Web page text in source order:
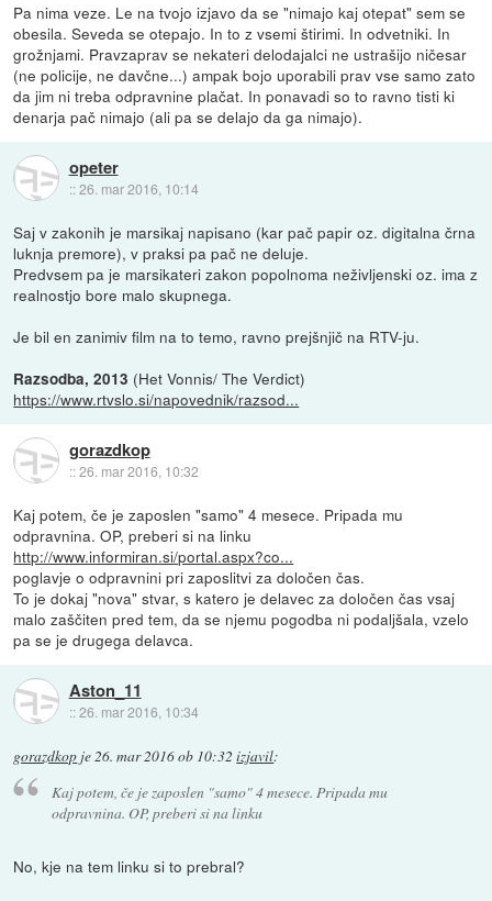
Pa nima veze. Le na tvojo izjavo da se "nimajo kaj otepat" sem se
obesila. Seveda se otepajo. In to z vsemi štirimi. In odvetniki. In
grožnjami. Pravzaprav se nekateri delodajalci ne ustrašijo ničesar
(ne policije, ne davčne...) ampak bojo uporabili prav vse samo zato
da jim ni treba odpravnine plačat. In ponavadi so to ravno tisti ki
denarja pač nimajo (ali pa se delajo da ga nimajo).
opeter
::26. mar 2016, 10:14
Saj v zakonih je marsikaj napisano (kar pač papir oz. digitalna črna
luknja premore), v praksi pa pač ne deluje.
Predvsem pa je marsikateri zakon popolnoma neživljenski oz. ima z
realnostjo bore malo skupnega.
Je bil en zanimiv film na to temo, ravno prejšnjič na RTV-ju.
Razsodba, 2013 (Het Vonnis/ The Verdict)
https://www.rtvslo.si/napovednik/razsod...
gorazdkop
::26. mar 2016, 10:32
Kaj potem, če je zaposlen "samo" 4 mesece. Pripada mu
odpravnina. OP, preberi si na linku
http://www.informiran.si/portal.aspx?co...
poglavje o odpravnini pri zaposlitvi za določen čas.
To je dokaj "nova" stvar, s katero je delavec za določen čas vsaj
malo zaščiten pred tem, da se njemu pogodba ni podaljšala, vzelo
pa se je drugega delavca.
Aston_11
::26. mar 2016, 10:34
gorazdkop je 26. mar 2016 ob 10:32 izjavil:
Kaj potem, če je zaposlen "samo" 4 mesece. Pripada mu
odpravnina. OP, preberi si na linku
No, kje na tem linku si to prebral?